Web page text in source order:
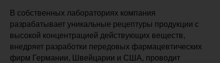
В собственных лабораториях компания
разрабатывает уникальные рецептуры продукции с
высокой концентрацией действующих веществ,
внедряет разработки передовых фармацевтических
фирм Германии, Швейцарии и США, проводит